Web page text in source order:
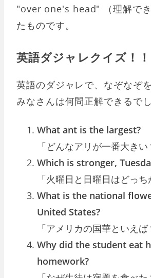
"over one's head" （理解で
たものです。
英語ダジャレクイズ！！
英語のダジャレで、なぞなぞ
みなさんは何問正解できるで
What ant is the largest?
「どんなアリが一番大きい
Which is stronger,
「火曜日と日曜日はどっち
What is the national
United States?
「アメリカの国華といえば
Why did the student eat
homework?